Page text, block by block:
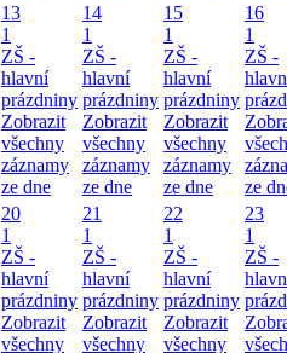
13
1
ZŠ -
hlavní
prázdniny
Zobrazit
všechny
záznamy
ze dne
14
1
ZŠ -
hlavní
prázdniny
Zobrazit
všechny
záznamy
ze dne
15
1
ZŠ -
hlavní
prázdniny
Zobrazit
všechny
záznamy
ze dne
16
1
ZŠ -
ze
20
1
ZŠ -
hlavní
prázdniny
Zobrazit
všechny
21
1
ZŠ -
hlavní
prázdniny
Zobrazit
všechny
22
1
ZŠ -
hlavní
prázdniny
Zobrazit
všechny
23
1
ZŠ -